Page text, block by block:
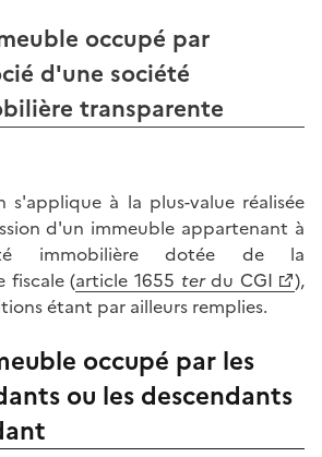
occupé par
d'une société
transparente
s'applique à la plus-value réalisée
d'un immeuble appartenant à
immobilière dotée de la
fiscale (article 1655 terdu CGI
),
étant par ailleurs remplies.
occupé par les
ou les descendants